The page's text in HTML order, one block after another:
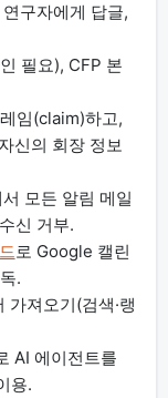
구자에게 답글,
필요), CFP 본
임(claim)하고,
신의 회장 정보
모든 알림 메일
신 거부.
로 Google 캘린
.
가져오기(검색·랭
AI 에이전트를
용.